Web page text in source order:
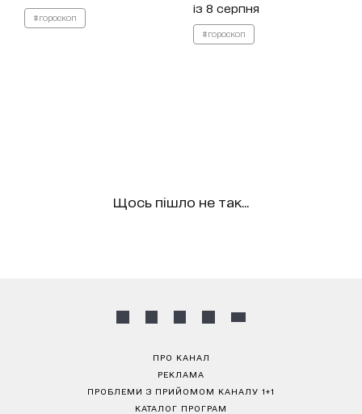
#гороскоп
із 8 серпня
#гороскоп
Щось пішло не так...
ПРО КАНАЛ
РЕКЛАМА
ПРОБЛЕМИ З ПРИЙОМОМ КАНАЛУ 1+1
КАТАЛОГ ПРОГРАМ